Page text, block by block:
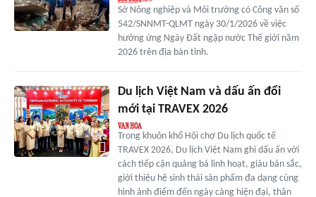
Sở Nông nghiệp và Môi trưởng có Công văn số
542/SNNMT-QLMT ngày 30/1/2026 về việc
hưởng ứng Ngày Đất ngập nước Thế giới năm
2026 trên địa bàn tỉnh.
Du lịch Việt Nam và dấu ấn đổi
mới tại TRAVEX 2026
Trong khuôn khổ Hội chợ Du lịch quốc tế
TRAVEX 2026, Du lịch Việt Nam ghi dấu ấn với
cách tiếp cận quảng bá linh hoạt, giàu bản sắc,
giới thiệu hệ sinh thái sản phẩm đa dạng cùng
hình ảnh điểm đến ngày càng hiện đại, thân